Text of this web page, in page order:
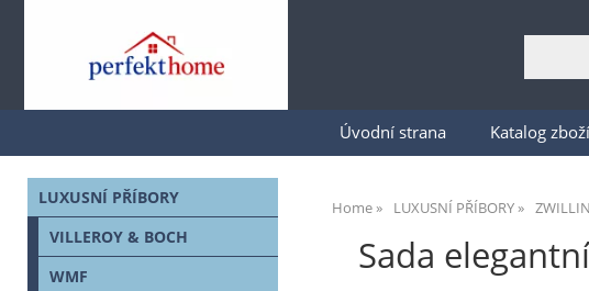
Úvodní strana Katalog zboží
Home LUXUSNÍ PŘÍBORY
Sada
LUXUSNÍ PŘÍBORY
VILLEROY & BOCH
WMF